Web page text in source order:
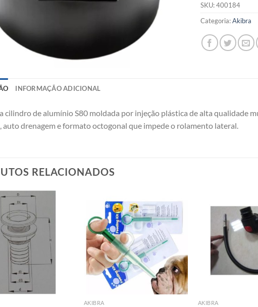
SKU:400184
Categoria:Akibra
INFORMAÇÃO ADICIONAL
cilindro de alumínio S80 moldada por injeção plástica de alta qualidade
auto drenagem e formato octogonal que impede o rolamento lateral.
RELACIONADOS
Add to
wishlist
Add to
wishlist
AKIBRA AKIBRA